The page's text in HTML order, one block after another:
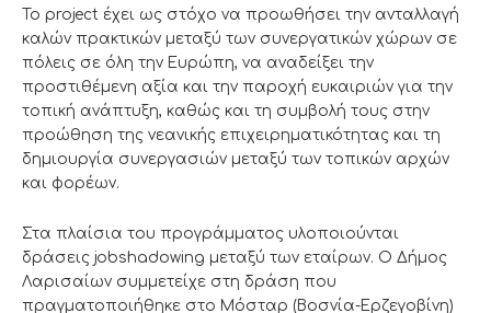
To project έχει ως στόχο να προωθήσει την ανταλλαγή
καλών πρακτικών μεταξύ των συνεργατικών χώρων σε
πόλεις σε όλη την Ευρώπη, να αναδείξει την
προστιθέμενη αξία και την παροχή ευκαιριών για την
τοπική ανάπτυξη, καθώς και τη συμβολή τους στην
προώθηση της νεανικής επιχειρηματικότητας και τη
δημιουργία συνεργασιών μεταξύ των τοπικών αρχών
και φορέων.
Στα πλαίσια του προγράμματος υλοποιούνται
δράσεις jobshadowing μεταξύ των εταίρων. Ο Δήμος
Λαρισαίων συμμετείχε στη δράση που
πραγματοποιήθηκε στο Μόσταρ (Βοσνία-Ερζεγοβίνη)